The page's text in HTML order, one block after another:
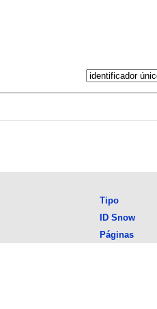
Tipo
ID Snow
Páginas